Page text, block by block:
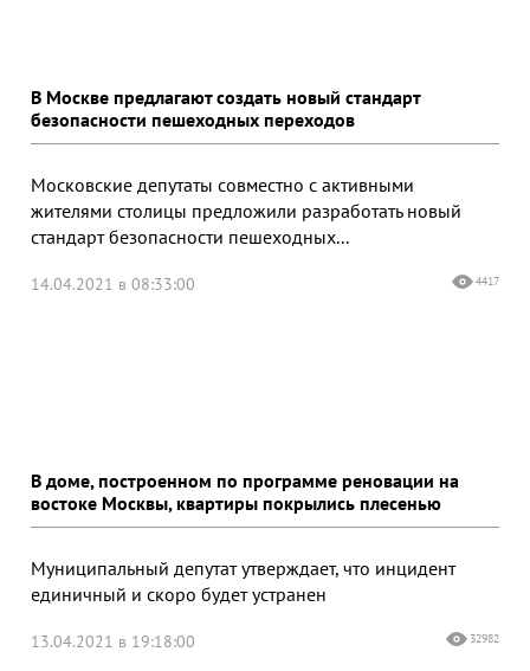
В Москве предлагают создать новый стандарт
безопасности пешеходных переходов
Московские депутаты совместно с активными
жителями столицы предложили разработать новый
стандарт безопасности пешеходных...
14.04.2021 в 08:33:00 4417
В доме, построенном по программе реновации на
востоке Москвы, квартиры покрылись плесенью
Муниципальный депутат утверждает, что инцидент
единичный и скоро будет устранен
13.04.2021 в 19:18:00 32982